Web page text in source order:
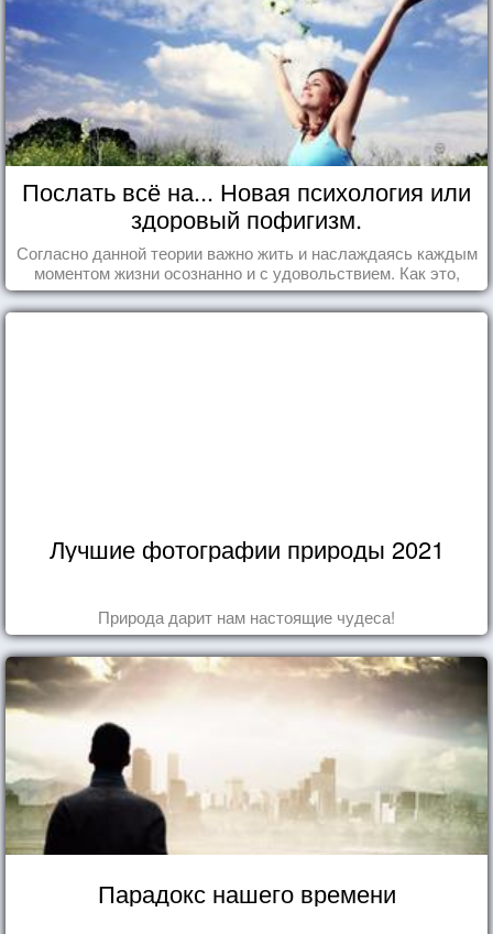
Послать всё на... Новая психология или
здоровый пофигизм.
Согласно данной теории важно жить и наслаждаясь каждым
моментом жизни осознанно и с удовольствием. Как это,
попробуем разобраться на реальных примерах.
Лучшие фотографии природы 2021
Природа дарит нам настоящие чудеса!
Парадокс нашего времени